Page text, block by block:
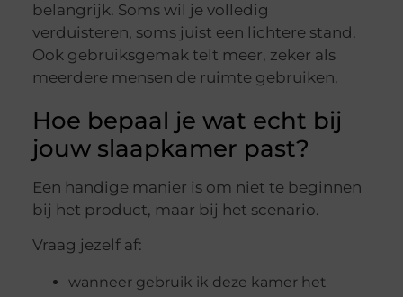
belangrijk. Soms wil je volledig
verduisteren, soms juist een lichtere stand.
Ook gebruiksgemak telt meer, zeker als
meerdere mensen de ruimte gebruiken.
Hoe bepaal je wat echt bij
jouw slaapkamer past?
Een handige manier is om niet te beginnen
bij het product, maar bij het scenario.
Vraag jezelf af:
wanneer gebruik ik deze kamer het